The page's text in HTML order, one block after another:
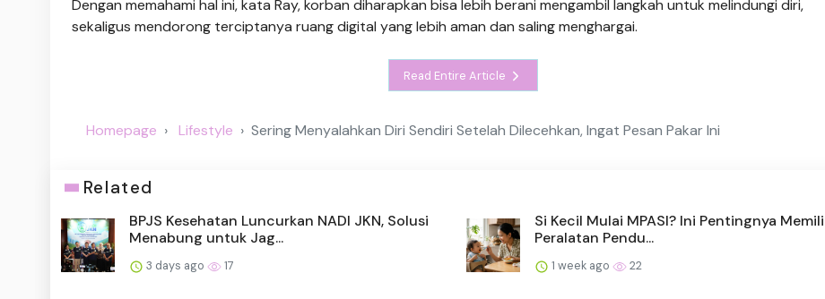
Dengan memahami hal ini, kata Ray, korban diharapkan bisa lebih berani mengambil langkah untuk melindungi diri,
sekaligus mendorong terciptanya ruang digital yang lebih aman dan saling menghargai.
Read Entire Article
Homepage Lifestyle Sering Menyalahkan Diri Sendiri Setelah Dilecehkan, Ingat Pesan Pakar Ini
Related
BPJS Kesehatan Luncurkan NADI JKN, Solusi
Menabung untuk Jag...
3 days ago 17
Si Kecil Mulai MPASI? Ini Pentingnya
Peralatan Pendu...
1 week ago 22